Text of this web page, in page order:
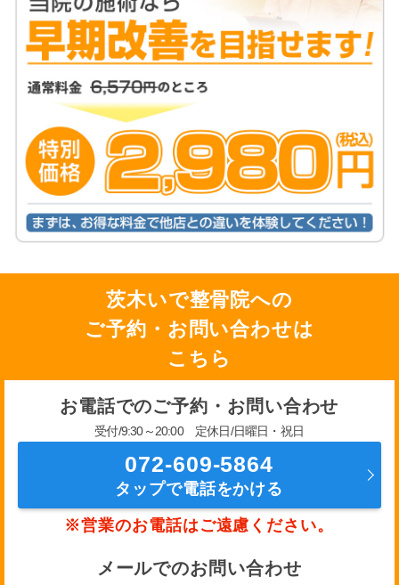
茨木いで整骨院への
ご予約・お問い合わせは
こちら
お電話でのご予約・お問い合わせ
受付/9:30～20:00 定休日/日曜日・祝日
072-609-5864
タップで電話をかける
※営業のお電話はご遠慮ください。
メールでのお問い合わせ